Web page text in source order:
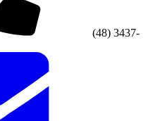
(48) 3437-